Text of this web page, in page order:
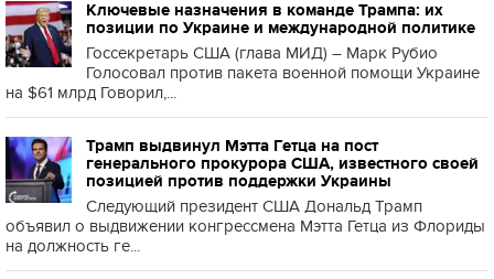
Ключевые назначения в команде Трампа: их
позиции по Украине и международной политике
Госсекретарь США (глава МИД) – Марк Рубио
Голосовал против пакета военной помощи Украине
на $61 млрд Говорил,...
Трамп выдвинул Мэтта Гетца на пост
генерального прокурора США, известного своей
позицией против поддержки Украины
Следующий президент США Дональд Трамп
объявил о выдвижении конгрессмена Мэтта Гетца из Флориды
на должность ге...